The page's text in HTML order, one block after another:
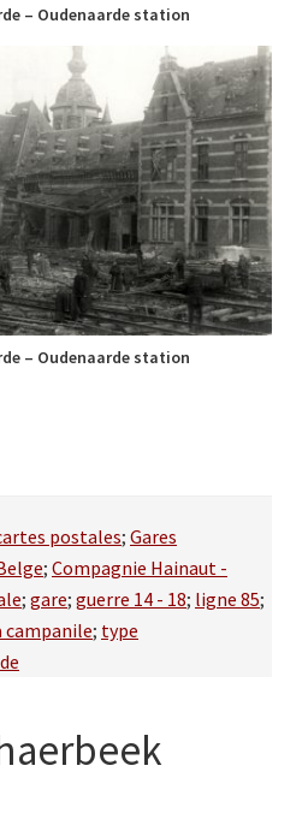
– Oudenaarde station
– Oudenaarde station
postales; Gares
; Compagnie Hainaut -
; gare; guerre 14 - 18; ligne 85;
campanile; type